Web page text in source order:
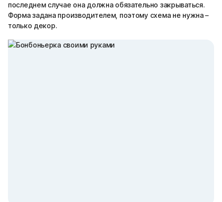
последнем случае она должна обязательно закрываться.
Форма задана производителем, поэтому схема не нужна –
только декор.